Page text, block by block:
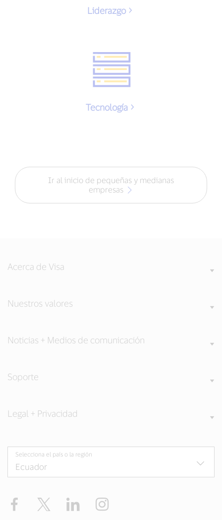
Liderazgo
Tecnología
Ir al inicio de pequeñas y medianas
empresas
Acerca de Visa
Nuestros valores
Noticias + Medios de comunicación
Soporte
Legal + Privacidad
Selecciona el país o la región
Facebook Twitter LinkedIn